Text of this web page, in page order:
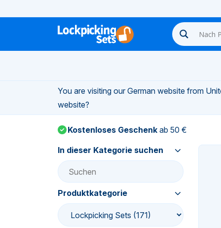
You are visiting our German website from
website?
Kostenloses Geschenk ab 50 €
In dieser Kategorie suchen
Produktkategorie